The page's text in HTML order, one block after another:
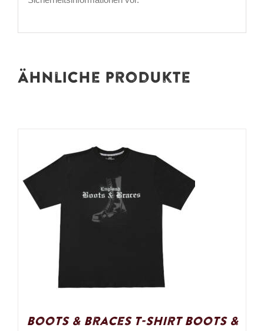
Ähnliche Produkte
Boots & Braces T-Shirt Boots &